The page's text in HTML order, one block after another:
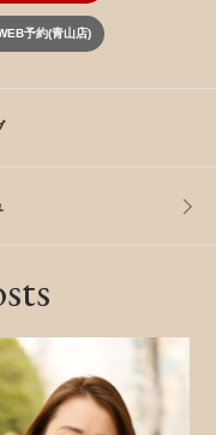
予約(青山店)